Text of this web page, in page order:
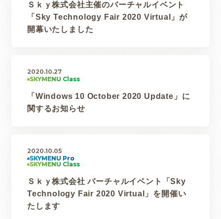
Ｓｋｙ株式会社主催のバーチャルイベント
「Sky Technology Fair 2020 Virtual」が
開幕いたしました
2020.10.27
「Windows 10 October 2020 Update」に
関するお知らせ
2020.10.05
Ｓｋｙ株式会社 バーチャルイベント「Sky
Technology Fair 2020 Virtual」を開催い
たします